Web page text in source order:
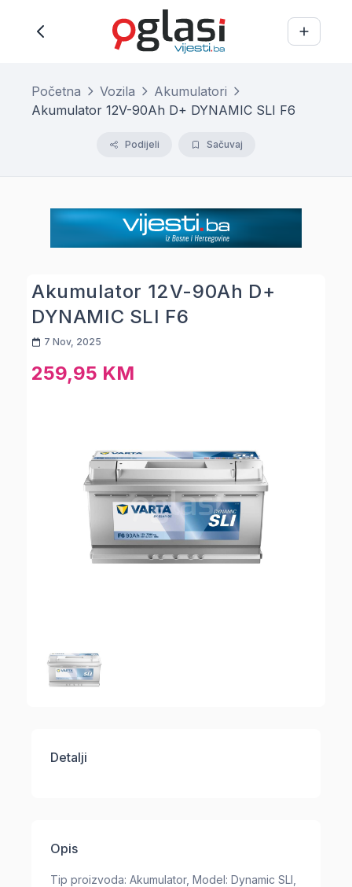
Početna Vozila
Akumulatori
Akumulator 12V-90Ah D+ DYNAMIC SLI F6
Podijeli Sačuvaj
Akumulator 12V-90Ah D+
DYNAMIC SLI F6
7 Nov, 2025
259,95 KM
Detalji
Opis
Tip proizvoda: Akumulator, Model: Dynamic SLI,